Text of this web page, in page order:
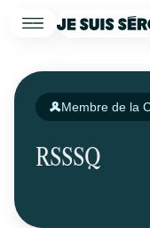
Membre de la
RSSSQ